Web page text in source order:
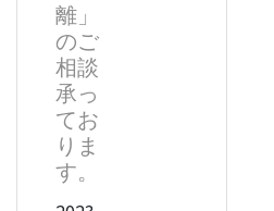
離」
のご
相談
承っ
てお
りま
す。